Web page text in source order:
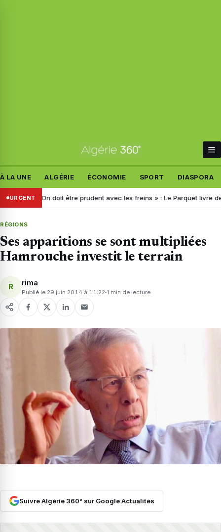
À LA UNE ALGÉRIE ÉCONOMIE SPORT DIASPORA
URGENT
« On doit être prudent avec les freins » : Le Parquet livre de
RÉGIONS
Ses apparitions se sont multipliées
Hamrouche investit le terrain
R rima
Publié le 29 juin 2014 à 11:22 1 min de lecture
Suivre Algérie 360° sur Google Actualités